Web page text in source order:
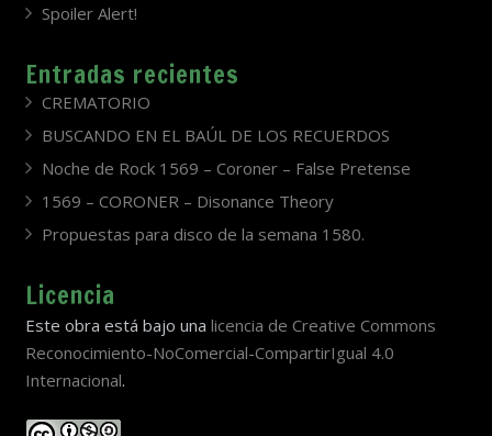
Spoiler Alert!
Entradas recientes
CREMATORIO
BUSCANDO EN EL BAÚL DE LOS RECUERDOS
Noche de Rock 1569 – Coroner – False Pretense
1569 – CORONER – Disonance Theory
Propuestas para disco de la semana 1580.
Licencia
Este obra está bajo una licencia de Creative Commons
Reconocimiento-NoComercial-CompartirIgual 4.0
Internacional.